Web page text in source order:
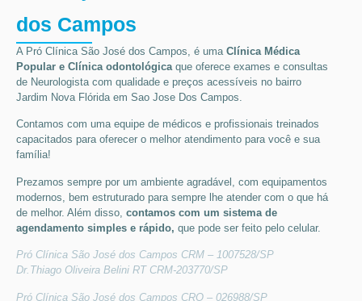
dos Campos
A Pró Clínica São José dos Campos, é uma Clínica Médica
Popular e Clínica odontológicaque oferece exames e consultas
de Neurologistacom qualidade e preços acessíveis no bairro
Jardim Nova Flórida em Sao Jose Dos Campos.
Contamos com uma equipe de médicos e profissionais treinados
capacitados para oferecer o melhor atendimento para você e sua
família!
Prezamos sempre por um ambiente agradável, com equipamentos
modernos, bem estruturado para sempre lhe atender com o que há
de melhor. Além disso, contamos com um sistema de
agendamento simples e rápido, que pode ser feito pelo celular.
Pró Clínica São José dos Campos CRM – 1007528/SP
Dr.Thiago Oliveira Belini RT CRM-203770/SP
Pró Clínica São José dos Campos CRO – 026988/SP